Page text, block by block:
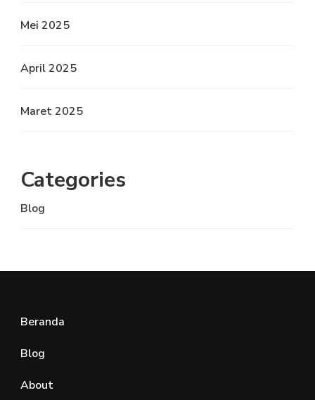
Mei 2025
April 2025
Maret 2025
Categories
Blog
Beranda
Blog
About